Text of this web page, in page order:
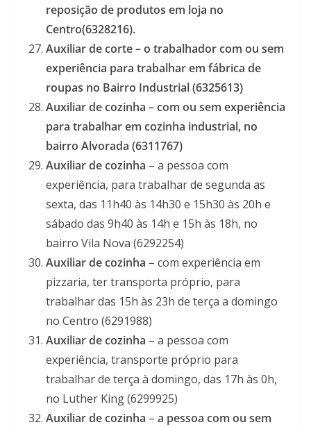
reposição de produtos em loja no
Centro(6328216).
Auxiliar de corte –o trabalhador com ou sem
experiência para trabalhar em fábrica de
roupas no Bairro Industrial (6325613)
Auxiliar de cozinha –com ou sem experiência
para trabalhar em cozinha industrial, no
bairro Alvorada (6311767)
Auxiliar de cozinha – a pessoa com
experiência, para trabalhar de segunda as
sexta, das 11h40 às 14h30 e 15h30 às 20h e
sábado das 9h40 às 14h e 15h às 18h, no
bairro Vila Nova (6292254)
Auxiliar de cozinha – com experiência em
pizzaria, ter transporta próprio, para
trabalhar das 15h às 23h de terça a domingo
no Centro (6291988)
Auxiliar de cozinha – a pessoa com
experiência, transporte próprio para
trabalhar de terça à domingo, das 17h às 0h,
no Luther King (6299925)
Auxiliar de cozinha – a pessoa com ou sem